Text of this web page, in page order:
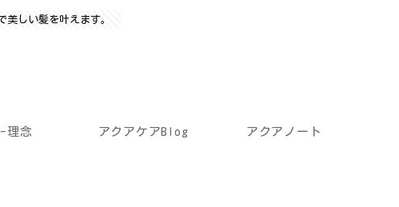
しい髪を叶えます。
理念 アクアケアBlog アクアノート